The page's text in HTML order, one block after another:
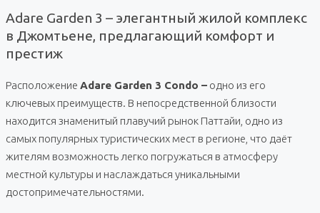
Adare Garden 3 – элегантный жилой комплекс
в Джомтьене, предлагающий комфорт и
престиж
Расположение Adare Garden 3 Condo – одно из его
ключевых преимуществ. В непосредственной близости
находится знаменитый плавучий рынок Паттайи, одно из
самых популярных туристических мест в регионе, что даёт
жителям возможность легко погружаться в атмосферу
местной культуры и наслаждаться уникальными
достопримечательностями.